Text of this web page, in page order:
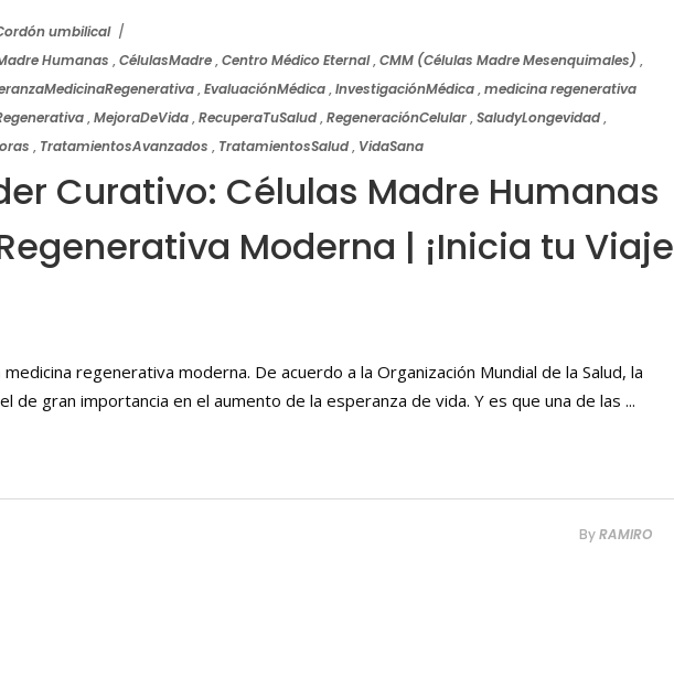
umbilical
Humanas ,CélulasMadre,Centro Médico Eternal,CMM (Células Madre Mesenquimales) ,
,EvaluaciónMédica,InvestigaciónMédica,medicina regenerativa
,MejoraDeVida,RecuperaTuSalud,RegeneraciónCelular,SaludyLongevidad,
, TratamientosAvanzados , TratamientosSalud, VidaSana
Curativo: Células Madre Humanas
Moderna | ¡Inicia tu Viaje
regenerativa moderna. De acuerdo a la Organización Mundial de la Salud, la
de gran importancia en el aumento de la esperanza de vida. Y es que una de las
ByRAMIRO